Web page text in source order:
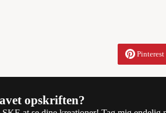
Pinterest
opskriften?